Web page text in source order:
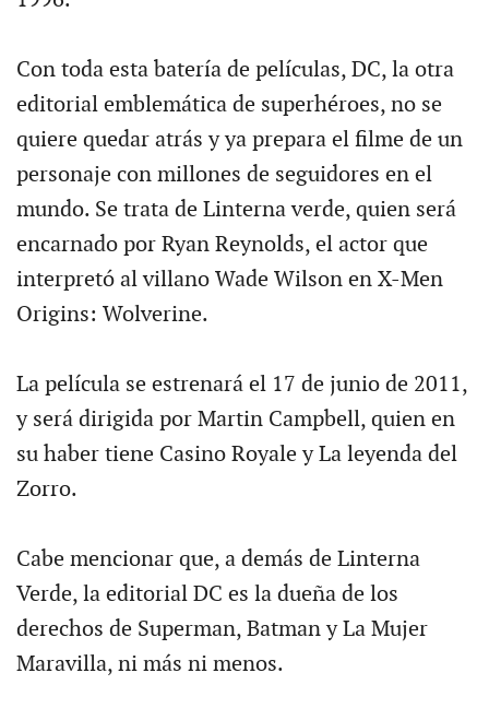
Con toda esta batería de películas, DC, la otra
editorial emblemática de superhéroes, no se
quiere quedar atrás y ya prepara el filme de un
personaje con millones de seguidores en el
mundo. Se trata de Linterna verde, quien será
encarnado por Ryan Reynolds, el actor que
interpretó al villano Wade Wilson en X-Men
Origins: Wolverine.
La película se estrenará el 17 de junio de 2011,
y será dirigida por Martin Campbell, quien en
su haber tiene Casino Royale y La leyenda del
Zorro.
Cabe mencionar que, a demás de Linterna
Verde, la editorial DC es la dueña de los
derechos de Superman, Batman y La Mujer
Maravilla, ni más ni menos.